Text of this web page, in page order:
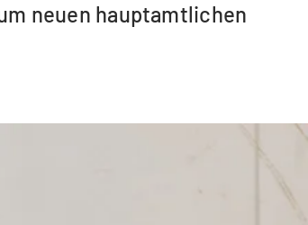
neuen hauptamtlichen